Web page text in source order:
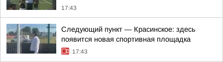
17:43
Следующий пункт — Красинское: здесь
появится новая спортивная площадка
17:43